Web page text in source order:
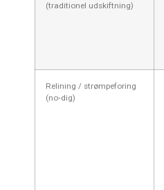
(traditionel udskiftning)
Relining / strømpeforing
(no‑dig)